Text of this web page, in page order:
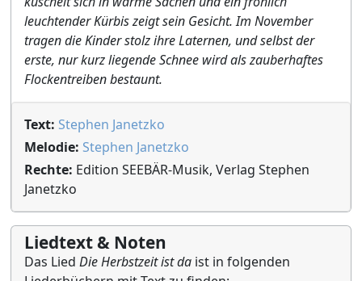
leuchtender Kürbis zeigt sein Gesicht. Im November
tragen die Kinder stolz ihre Laternen, und selbst der
erste, nur kurz liegende Schnee wird als zauberhaftes
Flockentreiben bestaunt.
Text: Stephen Janetzko
Melodie: Stephen Janetzko
Rechte: Edition SEEBÄR-Musik, Verlag Stephen
Janetzko
Liedtext & Noten
Das Lied Die Herbstzeit ist da ist in folgenden